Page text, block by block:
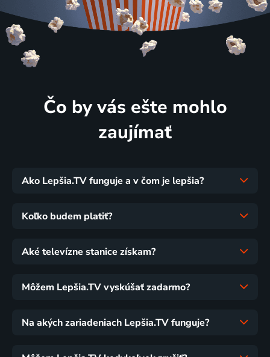
Čo by vás ešte mohlo
zaujímať
Ako Lepšia.TV funguje a v čom je lepšia?
Koľko budem platiť?
Aké televízne stanice získam?
Môžem Lepšia.TV vyskúšať zadarmo?
Na akých zariadeniach Lepšia.TV funguje?